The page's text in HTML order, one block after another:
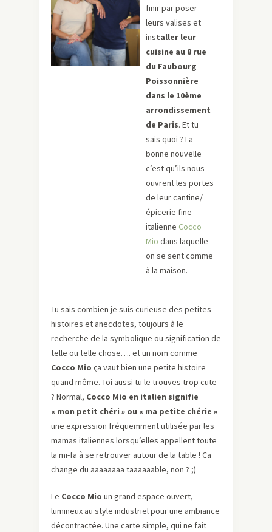
finir par poser
leurs valises et
installer leur
cuisine au 8 rue
du Faubourg
Poissonnière
dans le 10ème
arrondissement
de Paris. Et tu
sais quoi ? La
bonne nouvelle
c’est qu’ils nous
ouvrent les portes
de leur cantine/
épicerie fine
italienne Cocco
Mio dans laquelle
on se sent comme
à la maison.
Tu sais combien je suis curieuse des petites
histoires et anecdotes, toujours à le
recherche de la symbolique ou signification de
telle ou telle chose…. et un nom comme
Cocco Mio ça vaut bien une petite histoire
quand même. Toi aussi tu le trouves trop cute
? Normal, Cocco Mio en italien signifie
« mon petit chéri » ou « ma petite chérie »
une expression fréquemment utilisée par les
mamas italiennes lorsqu’elles appellent toute
la mi-fa à se retrouver autour de la table ! Ca
change du aaaaaaaa taaaaaable, non ? ;)
Le Cocco Mio un grand espace ouvert,
lumineux au style industriel pour une ambiance
décontractée. Une carte simple, qui ne fait